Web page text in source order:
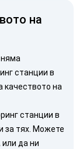
на
станции в
качеството на
станции в
за тях. Можете
или да ни